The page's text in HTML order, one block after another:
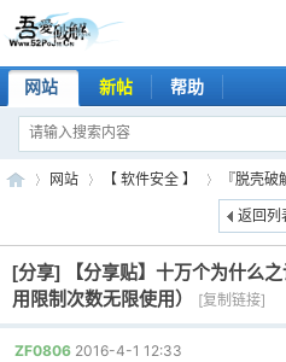
网站 新帖 帮助
吾 »
网站
›
【 软件安全 】
›
『脱壳破
返回列
[分享]
【分享贴】十万个为什么
用限制次数无限使用）
[复制链接]
ZF0806 2016-4-1 12:33